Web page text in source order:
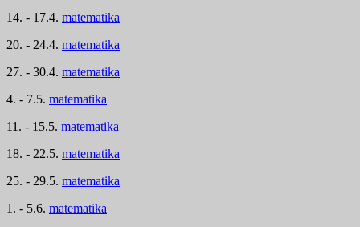
14. - 17.4. matematika
20. - 24.4. matematika
27. - 30.4. matematika
4. - 7.5. matematika
11. - 15.5. matematika
18. - 22.5. matematika
25. - 29.5. matematika
1. - 5.6. matematika